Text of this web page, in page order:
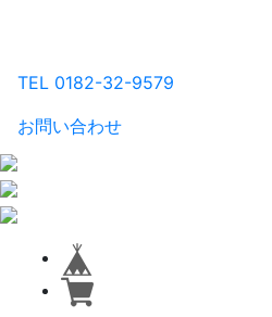
TEL 0182-32-9579
お問い合わせ